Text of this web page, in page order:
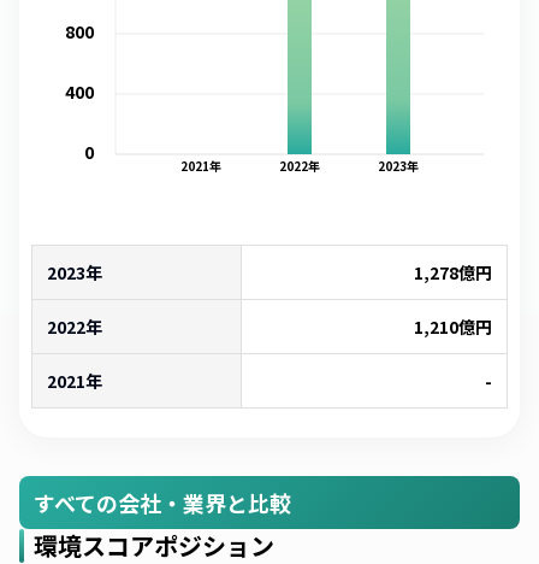
2021年 2022年 2023年
0
400
800
2023年 1,278億円
2022年 1,210億円
2021年 -
すべての会社・業界と比較
環境スコアポジション